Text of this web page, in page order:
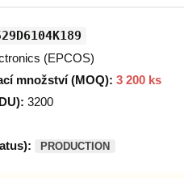
(EPCOS)
množství (MOQ): 3 200 ks
3200
PRODUCTION